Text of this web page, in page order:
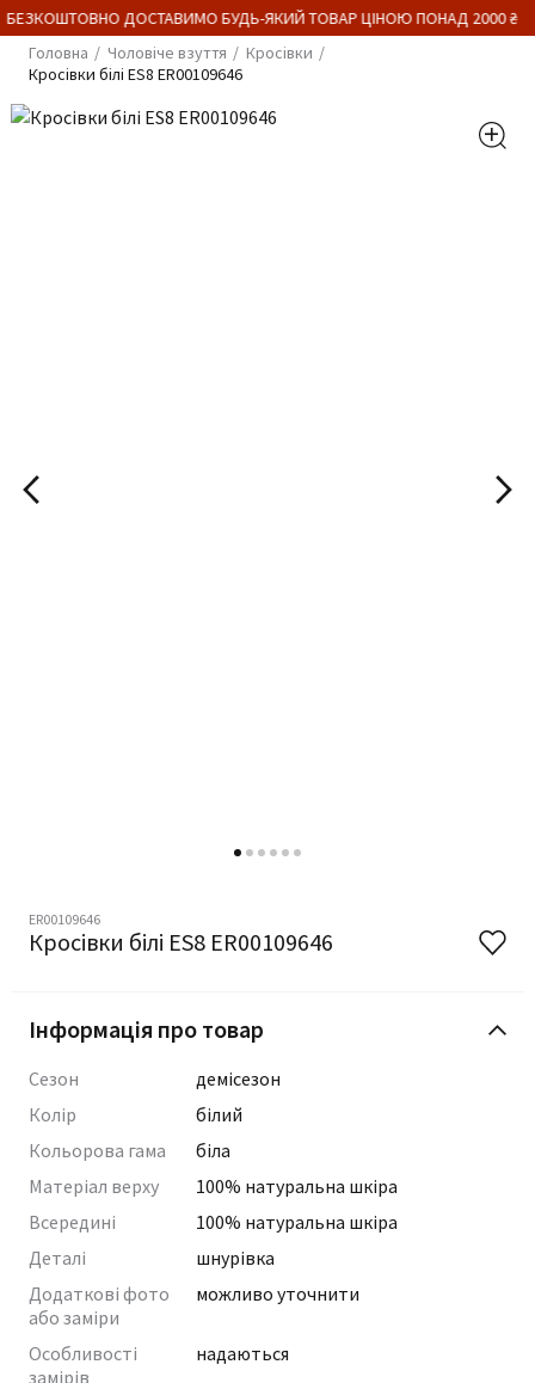
ДОСТАВИМО БУДЬ-ЯКИЙ ТОВАР ЦІНОЮ ПОНАД 2000 ₴
Головна
Чоловіче взуття
Кросівки
Кросівки білі ES8 ER00109646
ER00109646
Кросівки білі ES8 ER00109646
Інформація про товар
Сезон
демісезон
Колір
білий
Кольорова гама
біла
Матеріал верху
100% натуральна шкіра
Всередині
100% натуральна шкіра
Деталі
шнурівка
Додаткові фото
або заміри
можливо уточнити
Особливості
замірів
надаються